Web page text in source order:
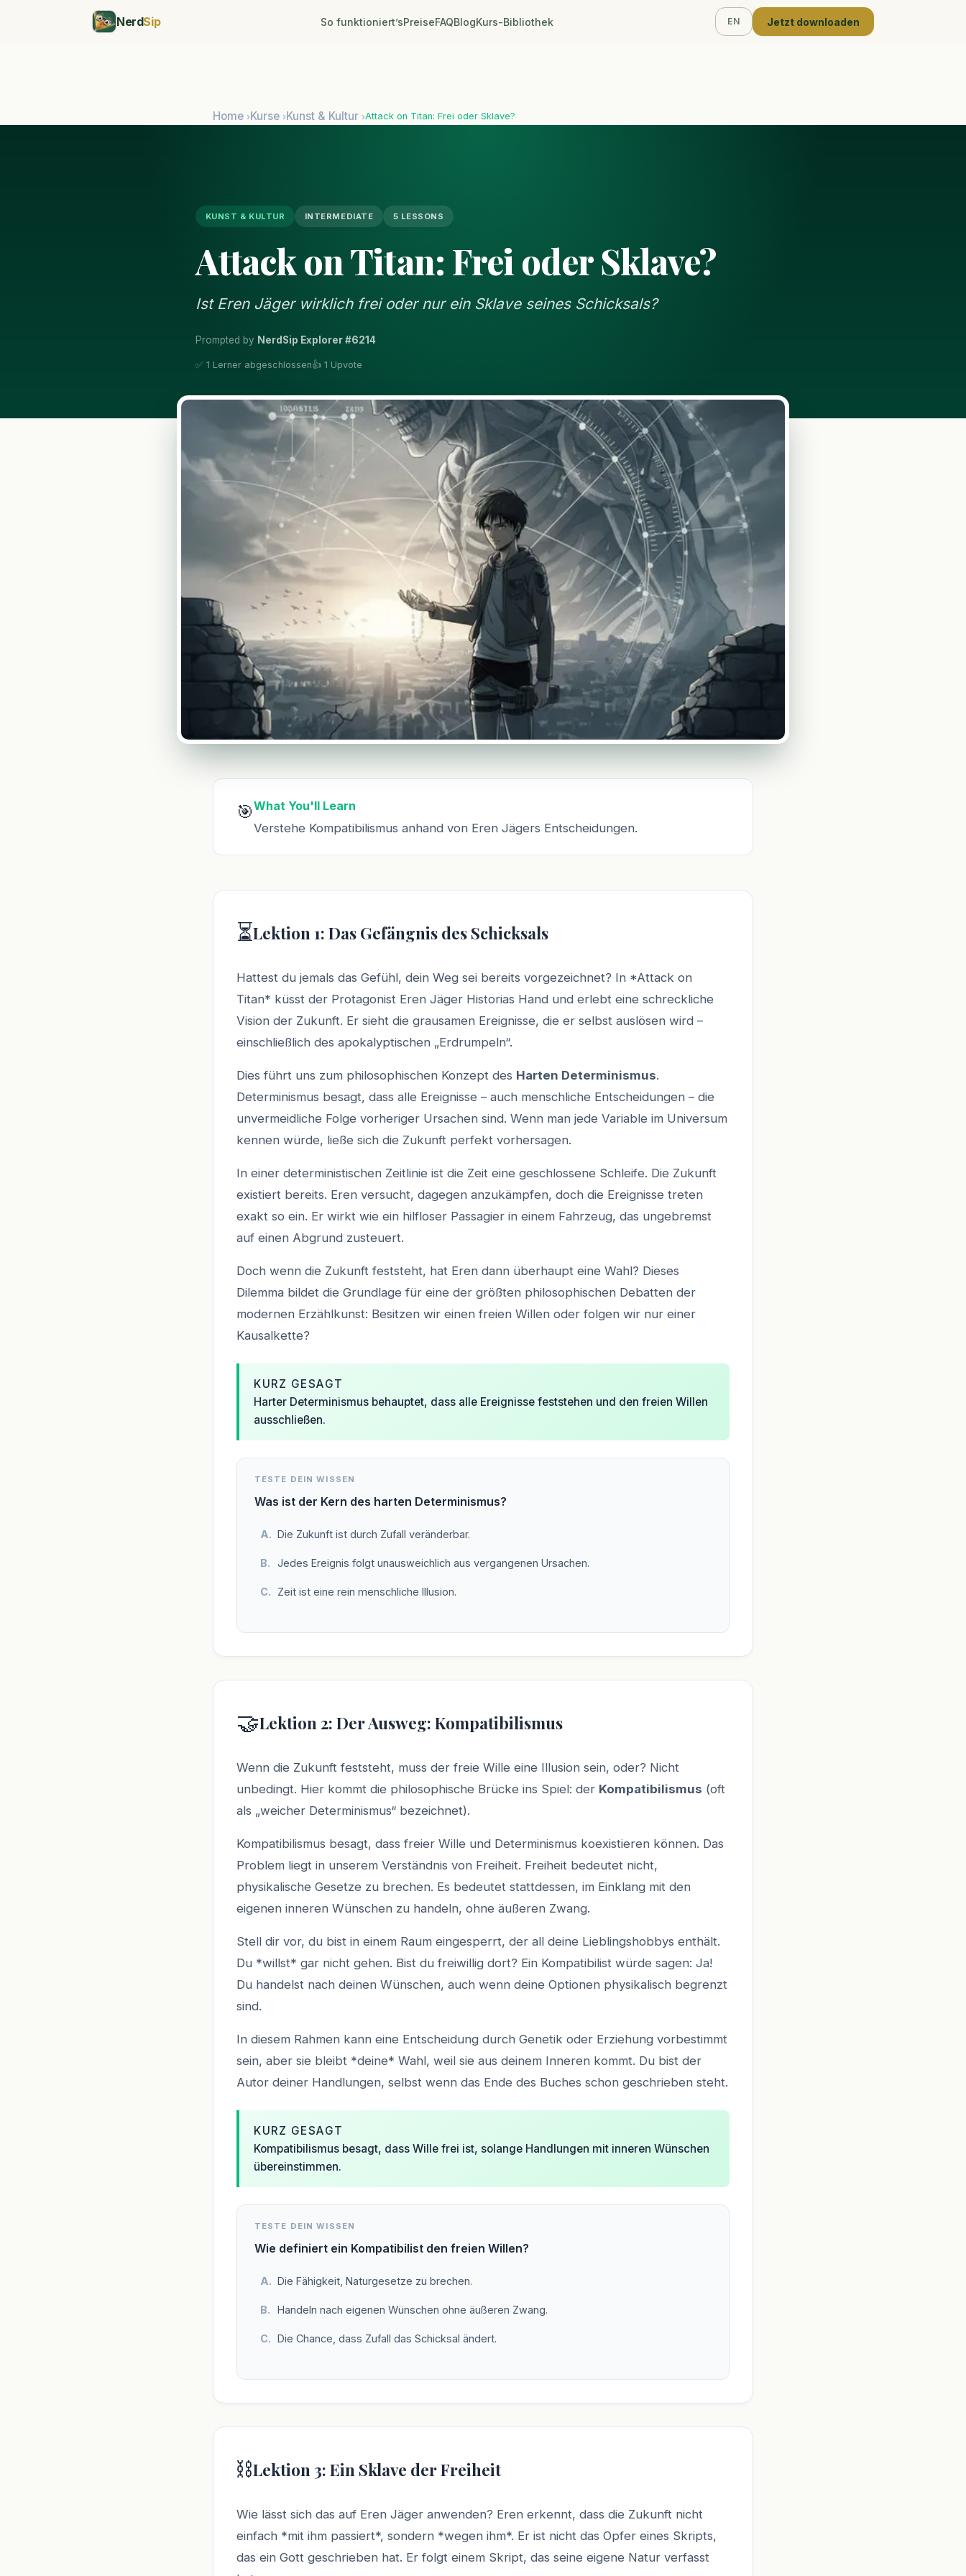
NerdSip So funktioniert’sPreiseFAQBlogKurs-Bibliothek EN Jetzt downloaden
Home ›Kurse ›Kunst & Kultur ›Attack on Titan: Frei oder Sklave?
KUNST & KULTUR INTERMEDIATE 5 LESSONS
Attack on Titan: Frei oder Sklave?
Ist Eren Jäger wirklich frei oder nur ein Sklave seines Schicksals?
Prompted by NerdSip Explorer #6214
✅ 1 Lerner abgeschlossen👍 1 Upvote
🎯What You'll Learn
Verstehe Kompatibilismus anhand von Eren Jägers Entscheidungen.
⏳Lektion 1: Das Gefängnis des Schicksals
Hattest du jemals das Gefühl, dein Weg sei bereits vorgezeichnet? In *Attack on
Titan* küsst der Protagonist Eren Jäger Historias Hand und erlebt eine schreckliche
Vision der Zukunft. Er sieht die grausamen Ereignisse, die er selbst auslösen wird –
einschließlich des apokalyptischen „Erdrumpeln“.
Dies führt uns zum philosophischen Konzept des Harten Determinismus.
Determinismus besagt, dass alle Ereignisse – auch menschliche Entscheidungen – die
unvermeidliche Folge vorheriger Ursachen sind. Wenn man jede Variable im Universum
kennen würde, ließe sich die Zukunft perfekt vorhersagen.
In einer deterministischen Zeitlinie ist die Zeit eine geschlossene Schleife. Die Zukunft
existiert bereits. Eren versucht, dagegen anzukämpfen, doch die Ereignisse treten
exakt so ein. Er wirkt wie ein hilfloser Passagier in einem Fahrzeug, das ungebremst
auf einen Abgrund zusteuert.
Doch wenn die Zukunft feststeht, hat Eren dann überhaupt eine Wahl? Dieses
Dilemma bildet die Grundlage für eine der größten philosophischen Debatten der
modernen Erzählkunst: Besitzen wir einen freien Willen oder folgen wir nur einer
Kausalkette?
KURZ GESAGT
Harter Determinismus behauptet, dass alle Ereignisse feststehen und den freien Willen
ausschließen.
TESTE DEIN WISSEN
Was ist der Kern des harten Determinismus?
Die Zukunft ist durch Zufall veränderbar.
Jedes Ereignis folgt unausweichlich aus vergangenen Ursachen.
Zeit ist eine rein menschliche Illusion.
🤝Lektion 2: Der Ausweg: Kompatibilismus
Wenn die Zukunft feststeht, muss der freie Wille eine Illusion sein, oder? Nicht
unbedingt. Hier kommt die philosophische Brücke ins Spiel: der Kompatibilismus (oft
als „weicher Determinismus“ bezeichnet).
Kompatibilismus besagt, dass freier Wille und Determinismus koexistieren können. Das
Problem liegt in unserem Verständnis von Freiheit. Freiheit bedeutet nicht,
physikalische Gesetze zu brechen. Es bedeutet stattdessen, im Einklang mit den
eigenen inneren Wünschen zu handeln, ohne äußeren Zwang.
Stell dir vor, du bist in einem Raum eingesperrt, der all deine Lieblingshobbys enthält.
Du *willst* gar nicht gehen. Bist du freiwillig dort? Ein Kompatibilist würde sagen: Ja!
Du handelst nach deinen Wünschen, auch wenn deine Optionen physikalisch begrenzt
sind.
In diesem Rahmen kann eine Entscheidung durch Genetik oder Erziehung vorbestimmt
sein, aber sie bleibt *deine* Wahl, weil sie aus deinem Inneren kommt. Du bist der
Autor deiner Handlungen, selbst wenn das Ende des Buches schon geschrieben steht.
KURZ GESAGT
Kompatibilismus besagt, dass Wille frei ist, solange Handlungen mit inneren Wünschen
übereinstimmen.
TESTE DEIN WISSEN
Wie definiert ein Kompatibilist den freien Willen?
Die Fähigkeit, Naturgesetze zu brechen.
Handeln nach eigenen Wünschen ohne äußeren Zwang.
Die Chance, dass Zufall das Schicksal ändert.
⛓️Lektion 3: Ein Sklave der Freiheit
Wie lässt sich das auf Eren Jäger anwenden? Eren erkennt, dass die Zukunft nicht
einfach *mit ihm passiert*, sondern *wegen ihm*. Er ist nicht das Opfer eines Skripts,
das ein Gott geschrieben hat. Er folgt einem Skript, das seine eigene Natur verfasst